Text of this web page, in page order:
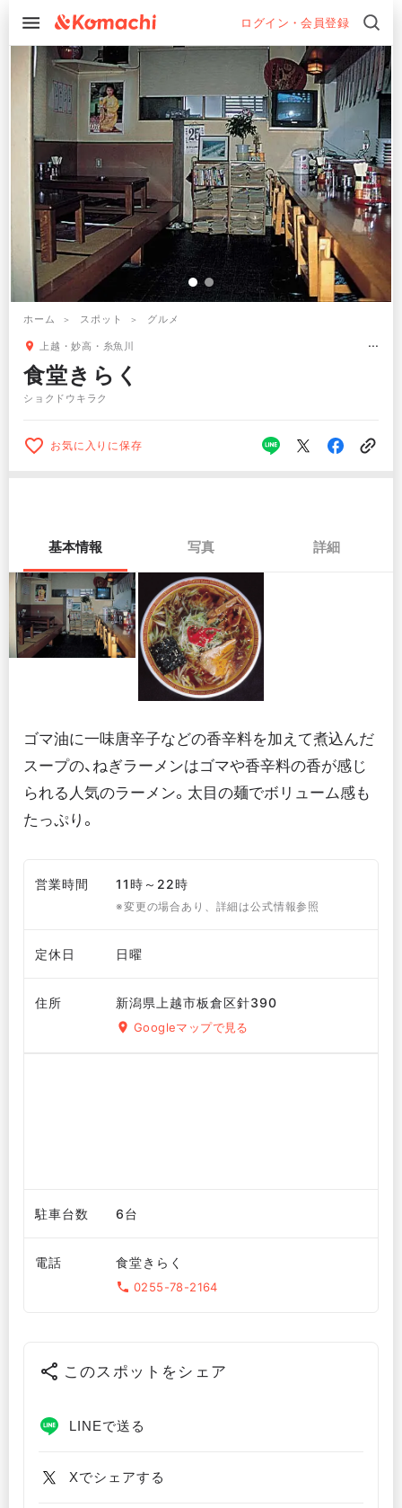
ログイン・会員登録
ホーム スポット グルメ
上越・妙高・糸魚川
食堂きらく
ショクドウキラク
お気に入りに保存
基本情報 写真 詳細
ゴマ油に一味唐辛子などの香辛料を加えて煮込んだ
スープの、ねぎラーメンはゴマや香辛料の香が感じ
られる人気のラーメン。太目の麺でボリューム感も
たっぷり。
営業時間 11時～22時
※変更の場合あり、詳細は公式情報参照
定休日 日曜
住所 新潟県上越市板倉区針390
Googleマップで見る
駐車台数 6台
電話 食堂きらく
0255-78-2164
このスポットをシェア
LINEで送る
Xでシェアする